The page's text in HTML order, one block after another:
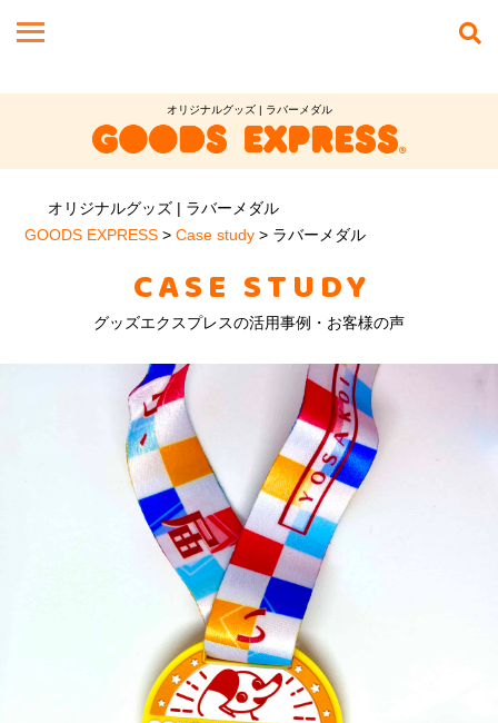
オリジナルグッズ | ラバーメダル
オリジナルグッズ | ラバーメダル
GOODS EXPRESS >Case study > ラバーメダル
CASE STUDY
グッズエクスプレスの活用事例・お客様の声